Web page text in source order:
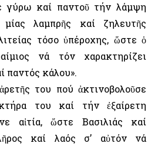
γύρω καί παντοῦ τήν λάμψη
λαμπρῆς καί ζηλευτῆς
τόσο ὑπέροχης, ὥστε ὁ
νά τόν χαρακτηρίζει
παντός κάλου».
του πού ἀκτινοβολοῦσε
του καί τήν ἐξαίρετη
αἰτία, ὥστε Βασιλιάς καί
καί λαός σ’ αὐτόν νά